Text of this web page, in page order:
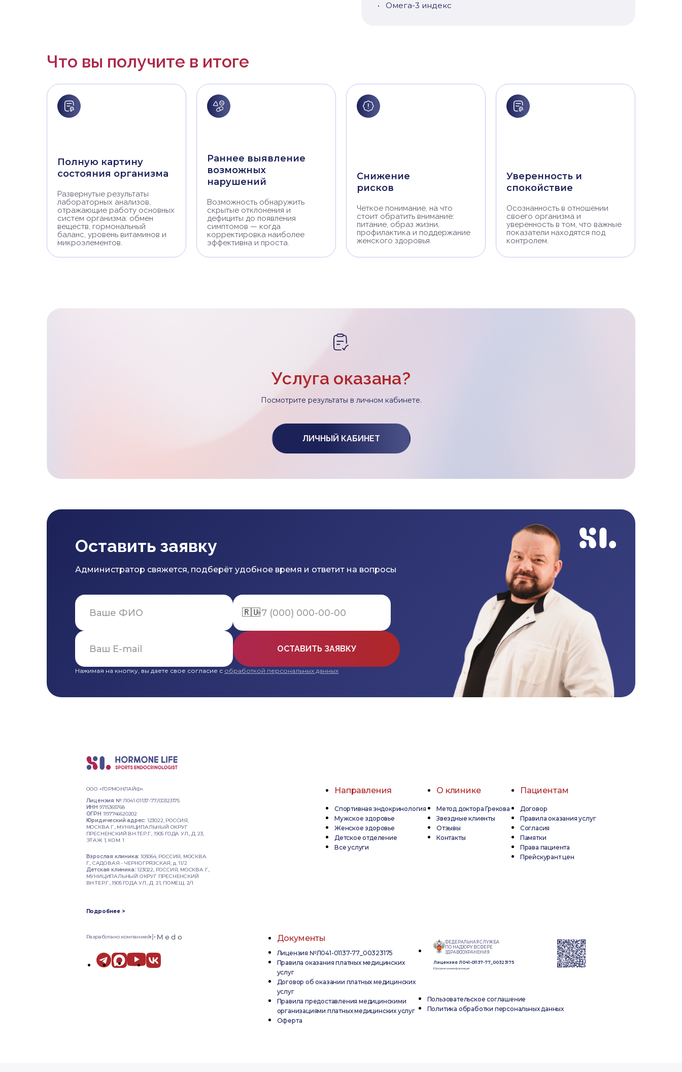
Омега-3 индекс
Что вы получите в итоге
Полную картину
состояния организма
Развернутые результаты
лабораторных анализов,
отражающие работу основных
систем организма: обмен
веществ, гормональный
баланс, уровень витаминов и
микроэлементов.
Раннее выявление
возможных
нарушений
Возможность обнаружить
скрытые отклонения и
дефициты до появления
симптомов — когда
корректировка наиболее
эффективна и проста.
Снижение
рисков
Четкое понимание, на что
стоит обратить внимание:
питание, образ жизни,
профилактика и поддержание
женского здоровья.
Уверенность и
спокойствие
Осознанность в отношении
своего организма и
уверенность в том, что важные
показатели находятся под
контролем.
Услуга оказана?
Посмотрите результаты в личном кабинете.
ЛИЧНЫЙ КАБИНЕТ
Оставить заявку
Администратор свяжется, подберёт удобное время и ответит на вопросы
🇷🇺
ОСТАВИТЬ ЗАЯВКУ
Нажимая на кнопку, вы даете свое согласие с обработкой персональных данных
ООО «ГОРМОНЛАЙФ».
Лицензия №Л041-01137-77/00323175
ИНН 9715365768
ОГРН 1197746620202
Юридический адрес: 123022, РОССИЯ,
МОСКВА Г., МУНИЦИПАЛЬНЫЙ ОКРУГ
ПРЕСНЕНСКИЙ ВН.ТЕР.Г., 1905 ГОДА УЛ., Д. 23,
ЭТАЖ 1, КОМ. 1
Взрослая клиника: 105064, РОССИЯ, МОСКВА
Г., САДОВАЯ - ЧЕРНОГРЯЗСКАЯ, д. 11/2
Детская клиника: 123022, РОССИЯ, МОСКВА Г.,
МУНИЦИПАЛЬНЫЙ ОКРУГ ПРЕСНЕНСКИЙ
ВН.ТЕР.Г., 1905 ГОДА УЛ., Д. 21, ПОМЕЩ. 2/1
Подробнее >
Направления
Спортивная эндокринология
Мужское здоровье
Женское здоровье
Детское отделение
Все услуги
О клинике
Метод доктора Грекова
Звездные клиенты
Отзывы
Контакты
Пациентам
Договор
Правила оказания услуг
Согласия
Памятки
Права пациента
Прейскурант цен
Разработано компанией Документы
Лицензия №Л041-01137-77_00323175
Правила оказания платных медицинских
услуг
Договор об оказании платных медицинских
услуг
Правила предоставления медицинскими
организациями платных медицинских услуг
Оферта
ФЕДЕРАЛЬНАЯ СЛУЖБА
ПО НАДЗОРУ В СФЕРЕ
ЗДРАВООХРАНЕНИЯ
Лицензия Л041-01137-77_00323175
Юридическая информация
Пользовательское соглашение
Политика обработки персональных данных